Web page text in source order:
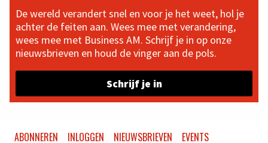
De wereld verandert snel en voor je het weet, hol je
achter de feiten aan. Wees mee met verandering,
wees mee met Business AM. Schrijf je in op onze
nieuwsbrieven en houd de vinger aan de pols.
Schrijf je in
ABONNEREN INLOGGEN NIEUWSBRIEVEN
EVENTS